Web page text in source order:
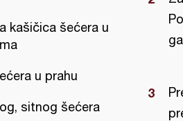
kašičica šećera u
u prahu
sitnog šećera